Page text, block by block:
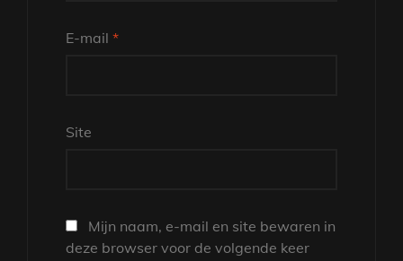
E-mail *
Site
Mijn naam, e-mail en site bewaren in
deze browser voor de volgende keer